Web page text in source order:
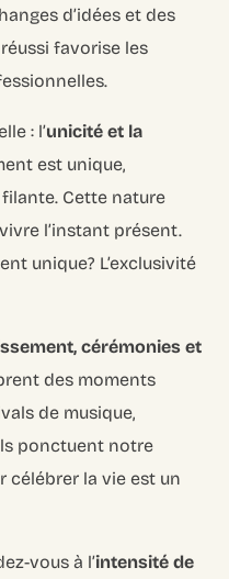
d’idées et des
favorise les
: l’unicité et la
est unique,
Cette nature
l’instant présent.
unique? L’exclusivité
cérémonies et
des moments
de musique,
ponctuent notre
célébrer la vie est un
vous à l’intensité de